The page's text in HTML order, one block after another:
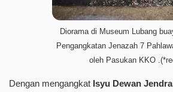
Diorama di Museum Lubang
Pengangkatan Jenazah 7
oleh Pasukan KKO
Dengan mengangkat Isyu Dewan